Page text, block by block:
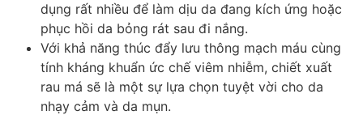
dụng rất nhiều để làm dịu da đang kích ứng hoặc
phục hồi da bỏng rát sau đi nắng.
Với khả năng thúc đẩy lưu thông mạch máu cùng
tính kháng khuẩn ức chế viêm nhiễm, chiết xuất
rau má sẽ là một sự lựa chọn tuyệt vời cho da
nhạy cảm và da mụn.